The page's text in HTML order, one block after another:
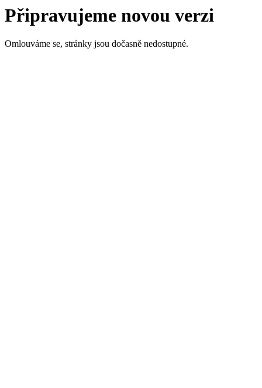
Připravujeme novou verzi
Omlouváme se, stránky jsou dočasně nedostupné.